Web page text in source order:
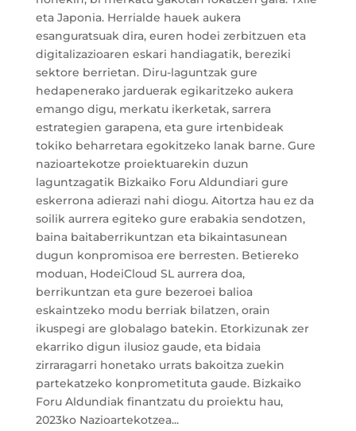
eta Japonia. Herrialde hauek aukera
esanguratsuak dira, euren hodei zerbitzuen eta
digitalizazioaren eskari handiagatik, bereziki
sektore berrietan. Diru-laguntzak gure
hedapenerako jarduerak egikaritzeko aukera
emango digu, merkatu ikerketak, sarrera
estrategien garapena, eta gure irtenbideak
tokiko beharretara egokitzeko lanak barne. Gure
nazioartekotze proiektuarekin duzun
laguntzagatik Bizkaiko Foru Aldundiari gure
eskerrona adierazi nahi diogu. Aitortza hau ez da
soilik aurrera egiteko gure erabakia sendotzen,
baina baitaberrikuntzan eta bikaintasunean
dugun konpromisoa ere berresten. Betiereko
moduan, HodeiCloud SL aurrera doa,
berrikuntzan eta gure bezeroei balioa
eskaintzeko modu berriak bilatzen, orain
ikuspegi are globalago batekin. Etorkizunak zer
ekarriko digun ilusioz gaude, eta bidaia
zirraragarri honetako urrats bakoitza zuekin
partekatzeko konprometituta gaude. Bizkaiko
Foru Aldundiak finantzatu du proiektu hau,
2023ko Nazioartekotzea...